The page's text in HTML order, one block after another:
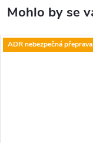
ADR nebezpečná přeprava